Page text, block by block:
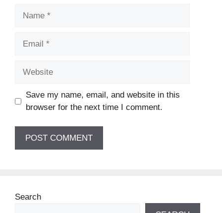
Save my name, email, and website in this
browser for the next time I comment.
Search